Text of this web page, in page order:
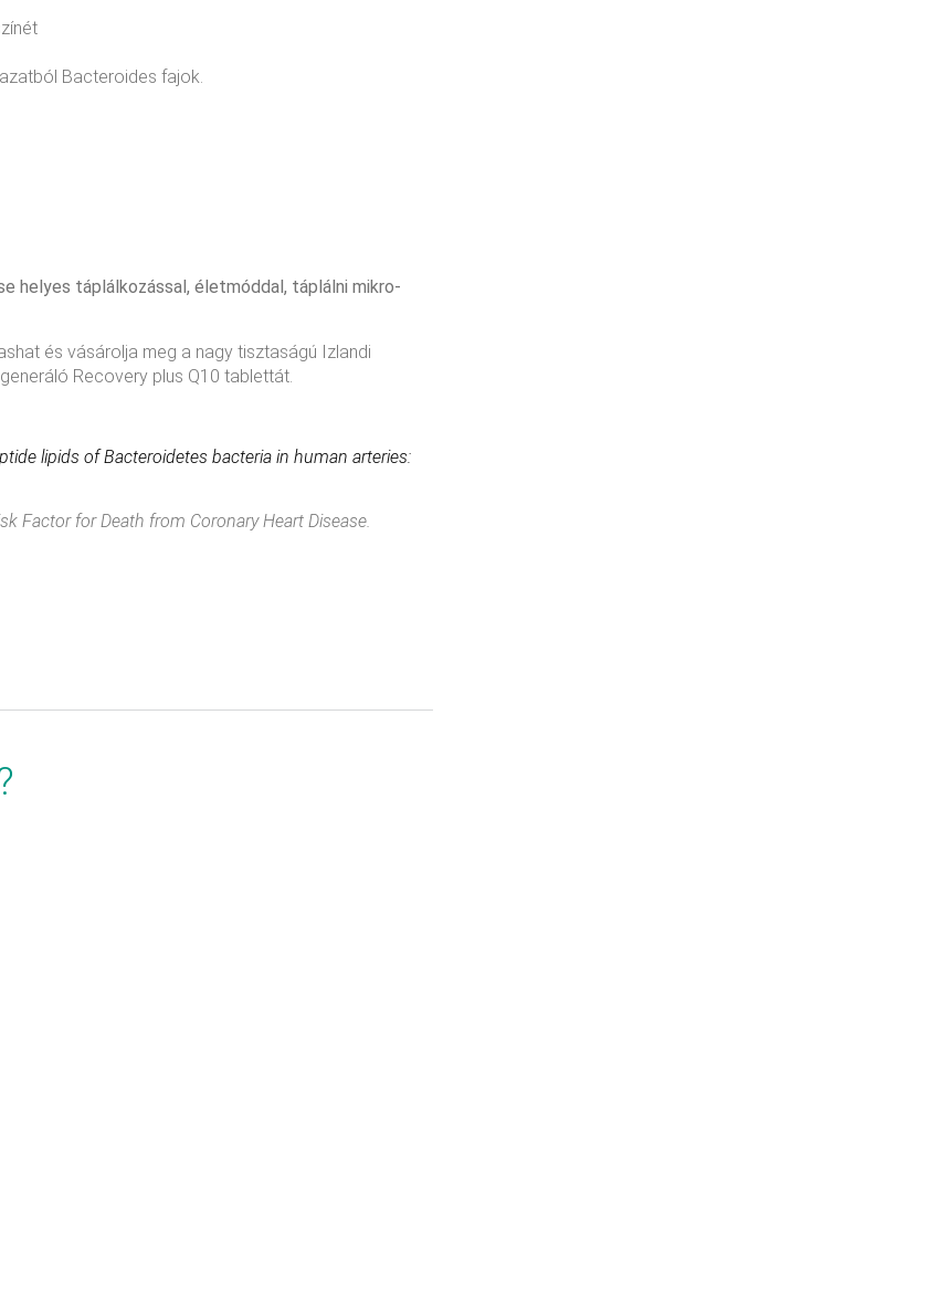
Bacteroides fajok.
helyes táplálkozással, életmóddal, táplálni mikro-
és vásárolja meg a nagy tisztaságú Izlandi
Recovery plus Q10 tablettát.
lipids of Bacteroidetes bacteria in human arteries:
Factor for Death from Coronary Heart Disease.